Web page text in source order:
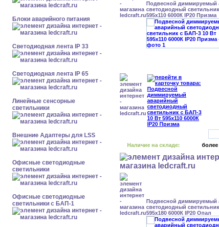
Блоки аварийного питания
Светодиодная лента IP 33
Светодиодная лента IP 65
Линейные сенсорные
светильники
Внешние Адаптеры для LSS
Офисные светодиодные
светильники
Офисные светодиодные
светильники с БАП-1
Подвесной диммируемый
светодиодный
595x110 6000К IP20 Призма
Наличие на складе: более
Подвесной диммируемый
светодиодный
595x180 6000К IP20 Опал